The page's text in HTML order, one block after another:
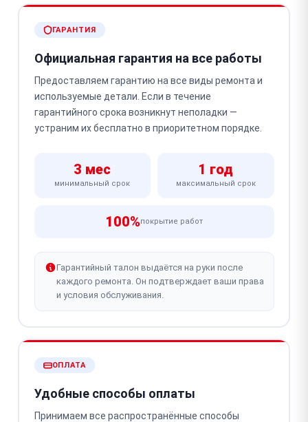
ГАРАНТИЯ
Официальная гарантия на все работы
Предоставляем гарантию на все виды ремонта и
используемые детали. Если в течение
гарантийного срока возникнут неполадки —
устраним их бесплатно в приоритетном порядке.
3 мес
минимальный срок
1 год
максимальный срок
100%покрытие работ
Гарантийный талон выдаётся на руки после
каждого ремонта. Он подтверждает ваши права
и условия обслуживания.
ОПЛАТА
Удобные способы оплаты
Принимаем все распространённые способы